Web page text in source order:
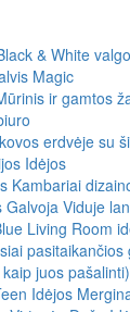
& White
Magic
ir gamtos
erdvėje su
Idėjos
Kambariai
Galvoja Viduje
Living Room
juos pašalinti)
Idėjos